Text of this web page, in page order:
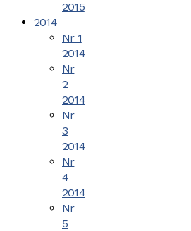
2015
2014
Nr 1
2014
Nr
2
2014
Nr
3
2014
Nr
4
2014
Nr
5